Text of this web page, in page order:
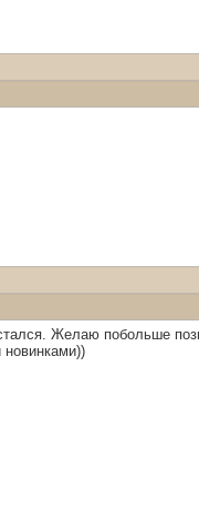
Желаю побольше
новинками))